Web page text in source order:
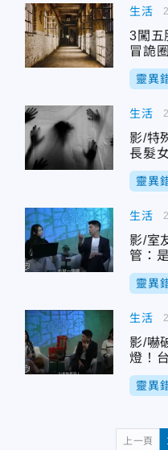
生活
3闖五
冒詭
靈異
生活
影/特
長髮
靈異
生活
影/室
管：
靈異
生活
影/嚇
燈！
靈異
上一頁